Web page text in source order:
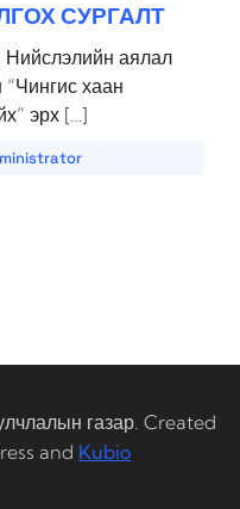
СУРГАЛТ
Нийслэлийн аялал
хаан
эрх […]
газар. Created
and Kubio